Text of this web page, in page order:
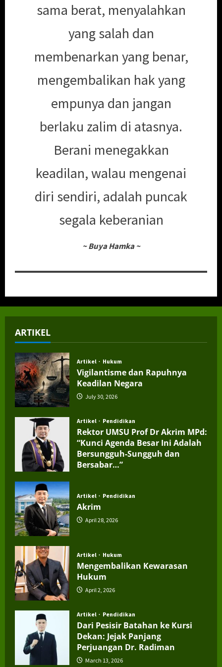
sama berat, menyalahkan
yang salah dan
membenarkan yang benar,
mengembalikan hak yang
empunya dan jangan
berlaku zalim di atasnya.
Berani menegakkan
keadilan, walau mengenai
diri sendiri, adalah puncak
segala keberanian
~ Buya Hamka ~
ARTIKEL
Artikel Hukum
Vigilantisme dan Rapuhnya
Keadilan Negara
July 30, 2026
Artikel Pendidikan
Rektor UMSU Prof Dr Akrim MPd:
“Kunci Agenda Besar Ini Adalah
Bersungguh-Sungguh dan
Bersabar…”
Artikel Pendidikan
Akrim
April 28, 2026
Artikel Hukum
Mengembalikan Kewarasan
Hukum
April 2, 2026
Artikel Pendidikan
Dari Pesisir Batahan ke Kursi
Dekan: Jejak Panjang
Perjuangan Dr. Radiman
March 13, 2026